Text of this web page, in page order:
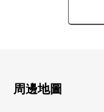
阪急神戶線、京都
JR東海道本線、大
[推薦重點]
周邊地圖